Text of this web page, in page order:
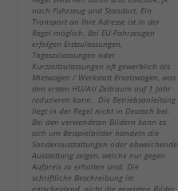
nach Fahrzeug und Standort. Ein
Transport an Ihre Adresse ist in der
Regel möglich. Bei EU-Fahrzeugen
erfolgen Erstzulassungen,
Tageszulassungen oder
Kurzzeitzulassungen oft gewerblich als
Mietwagen / Werkstatt Ersatzwagen, was
den ersten HU/AU Zeitraum auf 1 Jahr
reduzieren kann. Die Betriebsanleitung
liegt in der Regel nicht in Deutsch bei.
Bei den verwendeten Bildern kann es
sich um Beispielbilder handeln die
Sonderausstattungen oder abweichende
Ausstattung zeigen, welche nur gegen
Aufpreis zu erhalten sind. Die
schriftliche Beschreibung ist
entscheidend, nicht die gezeigten Bilder.